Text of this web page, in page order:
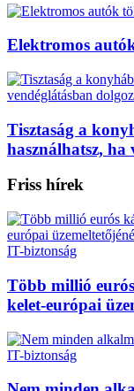
Elektromos
Tisztaság a
használhatsz, ha
Friss hírek
IT-biztonság
Több millió
kelet-európai
IT-biztonság